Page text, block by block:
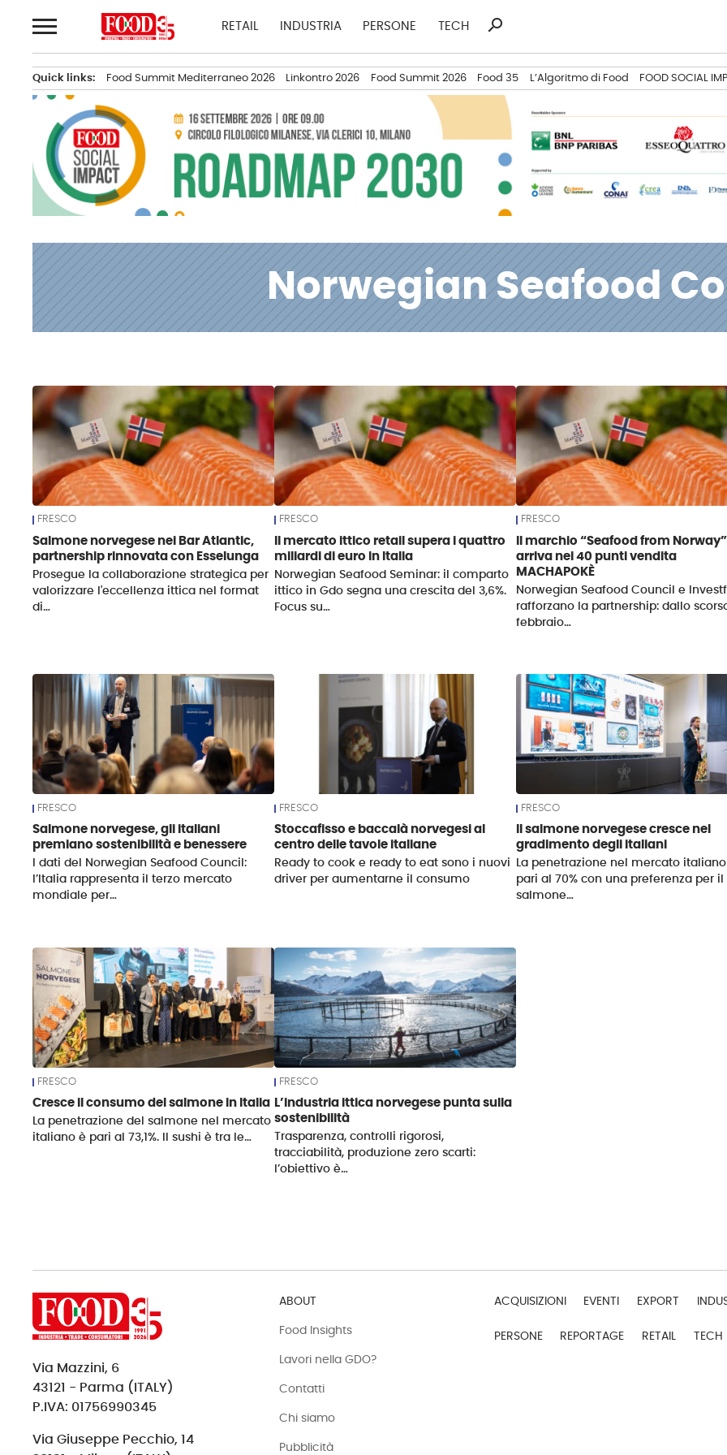
al
RETAIL INDUSTRIA PERSONE TECH
Ricerca
search
Quick links: Food Summit Mediterraneo 2026 Linkontro 2026 Food Summit 2026 Food 35 L’Algoritmo di Food FOOD SOCIAL
Norwegian Seafood
News
FRESCO
Salmone norvegese nei Bar Atlantic,
partnership rinnovata con Esselunga
Prosegue la collaborazione strategica per
valorizzare l'eccellenza ittica nel format
di…
FRESCO
Il mercato ittico retail supera i quattro
miliardi di euro in Italia
Norwegian Seafood Seminar: il comparto
ittico in Gdo segna una crescita del 3,6%.
Focus su…
FRESCO
Il marchio “Seafood from Norway”
arriva nei 40 punti vendita
MACHAPOKÈ
Norwegian Seafood Council e
rafforzano la partnership: dallo
febbraio…
FRESCO
Salmone norvegese, gli italiani
premiano sostenibilità e benessere
I dati del Norwegian Seafood Council:
l’Italia rappresenta il terzo mercato
mondiale per…
FRESCO
Stoccafisso e baccalà norvegesi al
centro delle tavole italiane
Ready to cook e ready to eat sono i nuovi
driver per aumentarne il consumo
FRESCO
Il salmone norvegese cresce nel
gradimento degli italiani
La penetrazione nel mercato
pari al 70% con una preferenza per il
salmone…
FRESCO
Cresce il consumo del salmone in Italia
La penetrazione del salmone nel mercato
italiano è pari al 73,1%. Il sushi è tra le…
FRESCO
L’industria ittica norvegese punta sulla
sostenibilità
Trasparenza, controlli rigorosi,
tracciabilità, produzione zero scarti:
l’obiettivo è…
Via Mazzini, 6
43121 - Parma (ITALY)
P.IVA: 01756990345
Via Giuseppe Pecchio, 14
ABOUT
Food Insights
Lavori nella GDO?
Contatti
Chi siamo
Pubblicità
ACQUISIZIONI EVENTI EXPORT
PERSONE REPORTAGE RETAIL TECH